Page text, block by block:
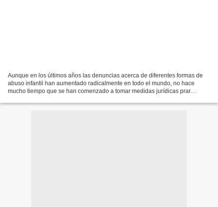
Aunque en los últimos años las denuncias acerca de diferentes formas de
abuso infantil han aumentado radicalmente en todo el mundo, no hace
mucho tiempo que se han comenzado a tomar medidas jurídicas prar